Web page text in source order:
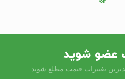
عضو شوید
تغییرات قیمت مطلع شوید